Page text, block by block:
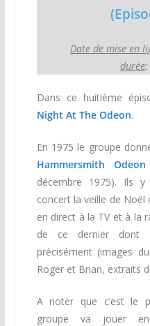
Date de mise en
durée:
Dans ce huitième
Night At The Odeon.
En 1975 le groupe
Hammersmith Odeon
décembre 1975). Ils
concert la veille de
en direct à la TV et à la
de ce dernier dont
précisément (images
Roger et Brian, extraits
A noter que c’est le
groupe va jouer